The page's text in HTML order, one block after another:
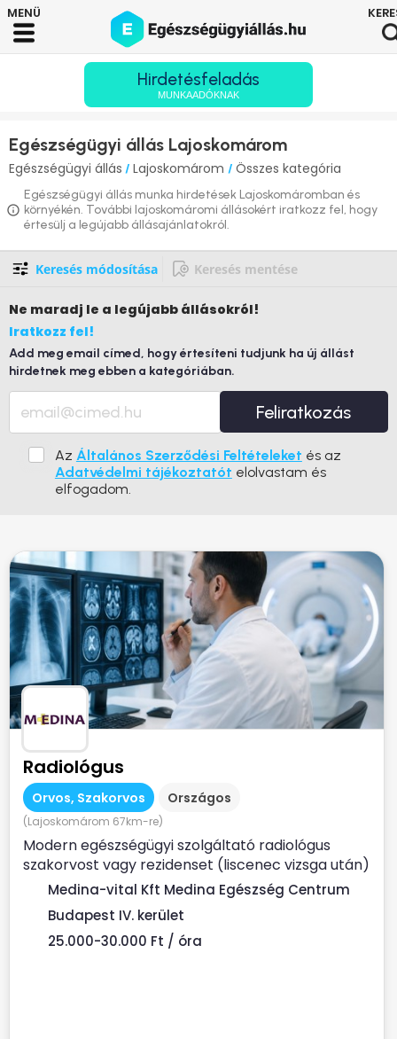
Hirdetésfeladás
MUNKAADÓKNAK
Egészségügyi állás Lajoskomárom
Egészségügyi állás / Lajoskomárom / Összes kategória
Egészségügyi állás munka hirdetések Lajoskomáromban és
környékén. További lajoskomáromi állásokért iratkozz fel, hogy
értesülj a legújabb állásajánlatokról.
Keresés módosítása Keresés mentése
Ne maradj le a legújabb állásokról!
Iratkozz fel!
Add meg email címed, hogy értesíteni tudjunk ha új állást
hirdetnek meg ebben a kategóriában.
Feliratkozás
Az Általános Szerződési Feltételeket és az
Adatvédelmi tájékoztatót elolvastam és
elfogadom.
Radiológus
Orvos, Szakorvos Országos
(Lajoskomárom 67km-re)
Modern egészségügyi szolgáltató radiológus
szakorvost vagy rezidenset (liscenec vizsga után)
keres Rendelési...
Medina-vital Kft Medina Egészség Centrum
Budapest IV. kerület
25.000-30.000 Ft / óra